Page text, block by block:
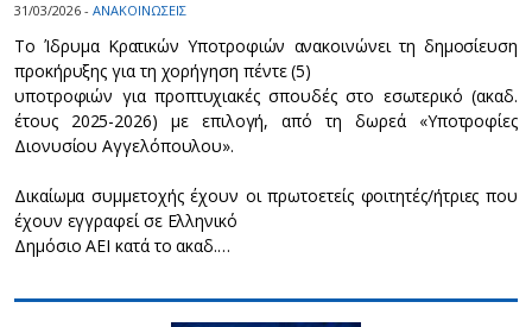
31/03/2026 - ΑΝΑΚΟΙΝΩΣΕΙΣ
Το Ίδρυμα Κρατικών Υποτροφιών ανακοινώνει τη δημοσίευση
προκήρυξης για τη χορήγηση πέντε (5)
υποτροφιών για προπτυχιακές σπουδές στο εσωτερικό (ακαδ.
έτους 2025-2026) με επιλογή, από τη δωρεά «Υποτροφίες
Διονυσίου Αγγελόπουλου».
Δικαίωμα συμμετοχής έχουν οι πρωτοετείς φοιτητές/ήτριες που
έχουν εγγραφεί σε Ελληνικό
Δημόσιο ΑΕΙ κατά το ακαδ.…